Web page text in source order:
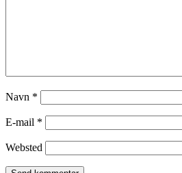
Navn *
E-mail *
Websted